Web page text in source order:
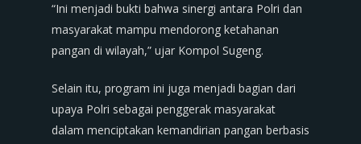
“Ini menjadi bukti bahwa sinergi antara Polri dan
masyarakat mampu mendorong ketahanan
pangan di wilayah,” ujar Kompol Sugeng.
Selain itu, program ini juga menjadi bagian dari
upaya Polri sebagai penggerak masyarakat
dalam menciptakan kemandirian pangan berbasis